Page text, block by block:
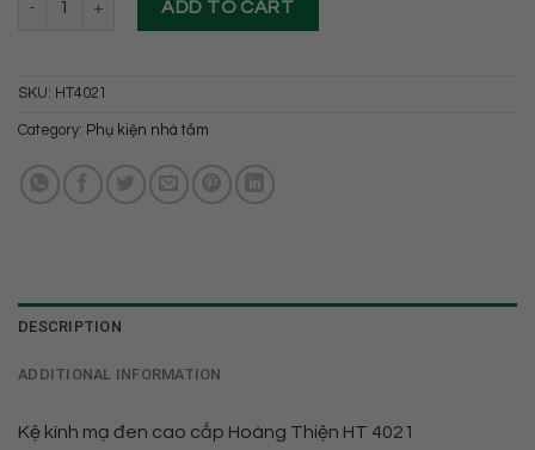
ADD TO CART
SKU: HT4021
Category: Phụ kiện nhà tắm
DESCRIPTION
ADDITIONAL INFORMATION
Kệ kính mạ đen cao cấp Hoàng Thiện HT 4021